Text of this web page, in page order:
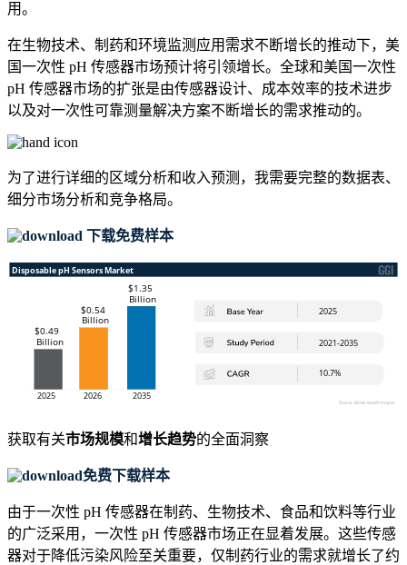
用。
在生物技术、制药和环境监测应用需求不断增长的推动下，美
国一次性 pH 传感器市场预计将引领增长。全球和美国一次性
pH 传感器市场的扩张是由传感器设计、成本效率的技术进步
以及对一次性可靠测量解决方案不断增长的需求推动的。
为了进行详细的区域分析和收入预测，我需要完整的数据表、
细分市场分析和竞争格局。
下载免费样本
获取有关市场规模和增长趋势的全面洞察
免费下载样本
由于一次性 pH 传感器在制药、生物技术、食品和饮料等行业
的广泛采用，一次性 pH 传感器市场正在显着发展。这些传感
器对于降低污染风险至关重要，仅制药行业的需求就增长了约